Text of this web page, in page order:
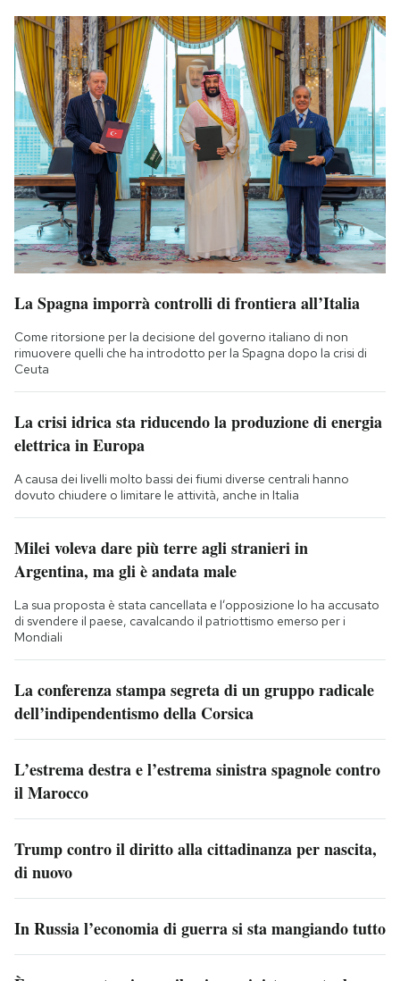
La Spagna imporrà controlli di frontiera all’Italia
Come ritorsione per la decisione del governo italiano di non
rimuovere quelli che ha introdotto per la Spagna dopo la crisi di
Ceuta
La crisi idrica sta riducendo la produzione di energia
elettrica in Europa
A causa dei livelli molto bassi dei fiumi diverse centrali hanno
dovuto chiudere o limitare le attività, anche in Italia
Milei voleva dare più terre agli stranieri in
Argentina, ma gli è andata male
La sua proposta è stata cancellata e l’opposizione lo ha accusato
di svendere il paese, cavalcando il patriottismo emerso per i
Mondiali
La conferenza stampa segreta di un gruppo radicale
dell’indipendentismo della Corsica
L’estrema destra e l’estrema sinistra spagnole contro
il Marocco
Trump contro il diritto alla cittadinanza per nascita,
di nuovo
In Russia l’economia di guerra si sta mangiando tutto